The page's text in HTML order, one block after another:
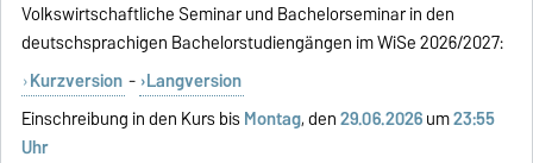
Volkswirtschaftliche Seminar und Bachelorseminar in den
deutschsprachigen Bachelorstudiengängen im WiSe 2026/2027:
Kurzversion - Langversion
Einschreibung in den Kurs bisMontag, den29.06.2026um23:55
Uhr